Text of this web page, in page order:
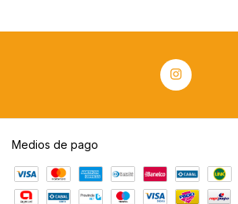
Medios de pago